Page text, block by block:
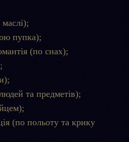
пупка);
(по снах);
та предметів);
(по польоту та крику